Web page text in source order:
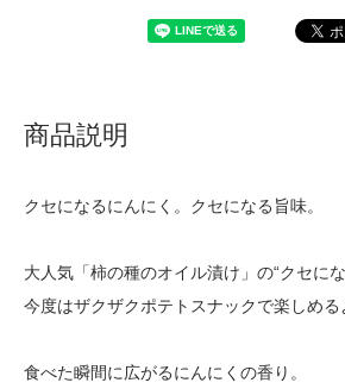
商品説明
クセになるにんにく。クセになる旨味。
大人気「柿の種のオイル漬け」の“クセにな
今度はザクザクポテトスナックで楽しめる
食べた瞬間に広がるにんにくの香り。